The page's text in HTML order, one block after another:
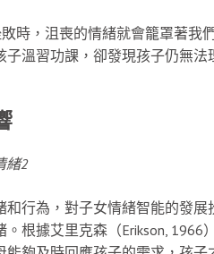
時，沮喪的情緒就會籠罩著我
溫習功課，卻發現孩子仍無
行為，對子女情緒智能的發
根據艾里克森（Erikson,